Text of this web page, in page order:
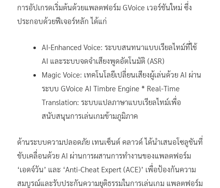
การอัปเกรดเริ่มต้นด้วยแพลตฟอร์ม GVoice เวอร์ชันใหม่ ซึ่ง
ประกอบด้วยฟีเจอร์หลัก ได้แก่
AI-Enhanced Voice: ระบบสนทนาแบบเรียลไทม์ที่ใช้
AI และระบบจดจำเสียงพูดอัตโนมัติ (ASR)
Magic Voice: เทคโนโลยีเปลี่ยนเสียงผู้เล่นด้วย AI ผ่าน
ระบบ GVoice AI Timbre Engine * Real-Time
Translation: ระบบแปลภาษาแบบเรียลไทม์เพื่อ
สนับสนุนการเล่นเกมข้ามภูมิภาค
ด้านระบบความปลอดภัย เทนเซ็นต์ คลาวด์ ได้นำเสนอโซลูชันที่
ขับเคลื่อนด้วย AI ผ่านการผสานการทำงานของแพลตฟอร์ม
‘เอดจ์วัน’ และ ‘Anti-Cheat Expert (ACE)’ เพื่อป้องกันความ
สมบูรณ์และรับประกันความยุติธรรมในการเล่นเกม แพลตฟอร์ม